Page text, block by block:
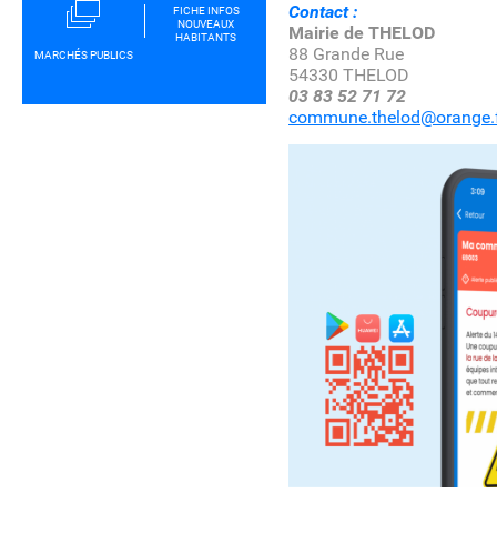
Contact :
Mairie de THELOD
88 Grande Rue
54330 THELOD
03 83 52 71 72
MARCHÉS PUBLICS
FICHE INFOS
NOUVEAUX
HABITANTS